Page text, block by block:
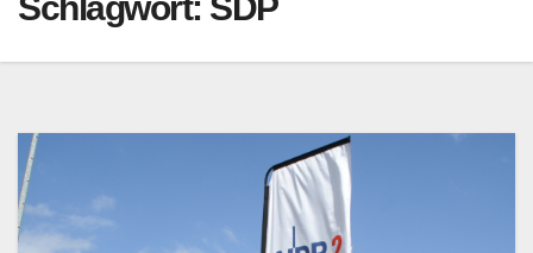
Schlagwort: SDP